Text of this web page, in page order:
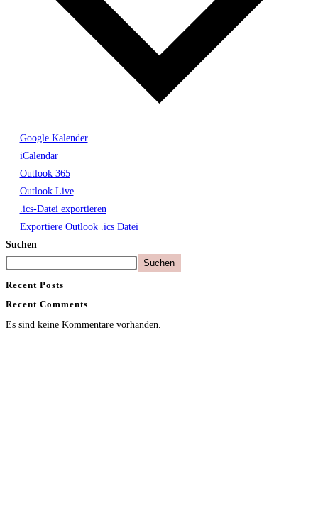
Google Kalender
iCalendar
Outlook 365
Outlook Live
.ics-Datei exportieren
Exportiere Outlook .ics Datei
Suchen
Suchen
Recent Posts
Recent Comments
Es sind keine Kommentare vorhanden.